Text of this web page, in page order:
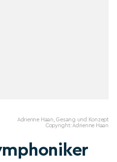
Adrienne Haan, Gesang und Konzept
Copyright: Adrienne Haan